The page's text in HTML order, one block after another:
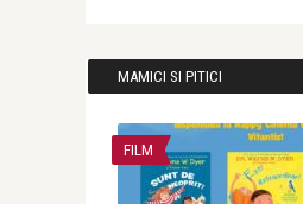
MAMICI SI PITICI
FILM